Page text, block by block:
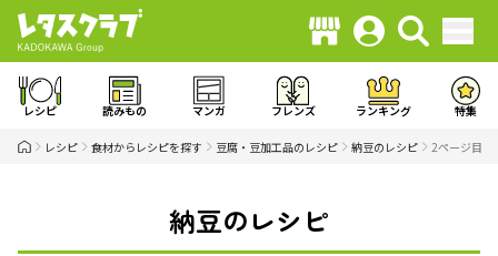
レシピ 読みもの マンガ フレンズ ランキング 特集
レシピ 食材からレシピを探す 豆腐・豆加工品のレシピ 納豆のレシピ 2ページ目
納豆のレシピ